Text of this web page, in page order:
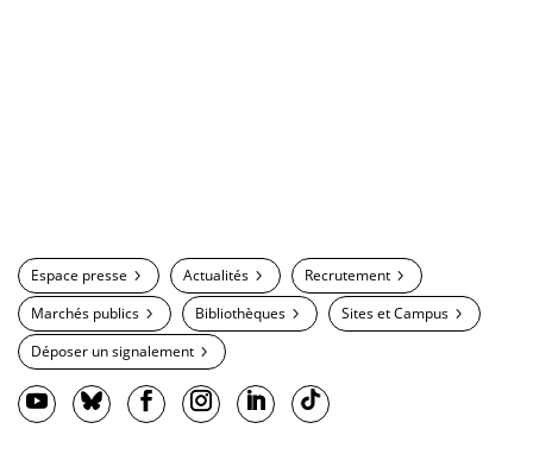
Espace presse Actualités
Recrutement
Marchés publics
Bibliothèques
Sites et Campus
Déposer un signalement